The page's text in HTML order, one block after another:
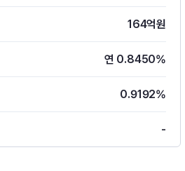
164억원
연 0.8450%
0.9192%
-